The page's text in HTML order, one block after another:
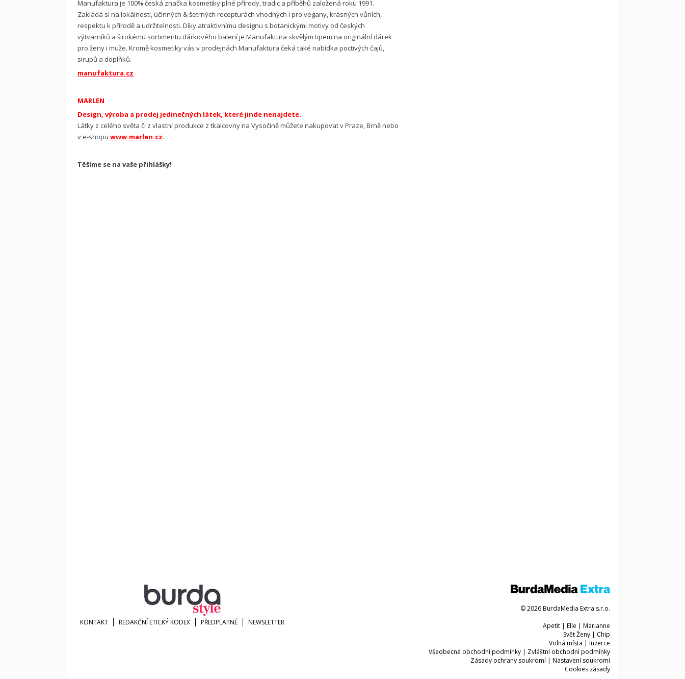
Manufaktura je 100% česká značka kosmetiky plné přírody, tradic a příběhů založená roku 1991.
Zakládá si na lokálnosti, účinných & šetrných recepturách vhodných i pro vegany, krásných vůních,
respektu k přírodě a udržitelnosti. Díky atraktivnímu designu s botanickými motivy od českých
výtvarníků a širokému sortimentu dárkového balení je Manufaktura skvělým tipem na originální dárek
pro ženy i muže. Kromě kosmetiky vás v prodejnách Manufaktura čeká také nabídka poctivých čajů,
sirupů a doplňků.
manufaktura.cz
MARLEN
Design, výroba a prodej jedinečných látek, které jinde nenajdete.
Látky z celého světa či z vlastní produkce z tkalcovny na Vysočině můžete nakupovat v Praze, Brně nebo
v e-shopu www.marlen.cz.
Těšíme se na vaše přihlášky!
KONTAKT REDAKČNÍ ETICKÝ KODEX PŘEDPLATNÉ NEWSLETTER
© 2026 BurdaMedia Extra s.r.o.
Apetit | Elle | Marianne
Svět Ženy | Chip
Volná místa | Inzerce
Všeobecné obchodní podmínky | Zvláštní obchodní podmínky
Zásady ochrany soukromí | Nastavení soukromí
Cookies zásady